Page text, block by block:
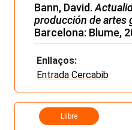
Bann, David.
producción de artes
Barcelona: Blume,
Enllaços:
Entrada Cercabib
Llibre